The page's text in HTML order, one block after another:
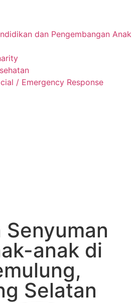
dan Pengembangan Anak
/ Emergency Response
anak di
Selatan